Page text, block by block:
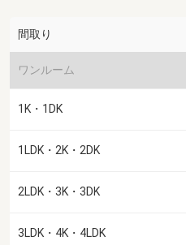
間取り
ワンルーム
1K・1DK
1LDK・2K・2DK
2LDK・3K・3DK
3LDK・4K・4LDK